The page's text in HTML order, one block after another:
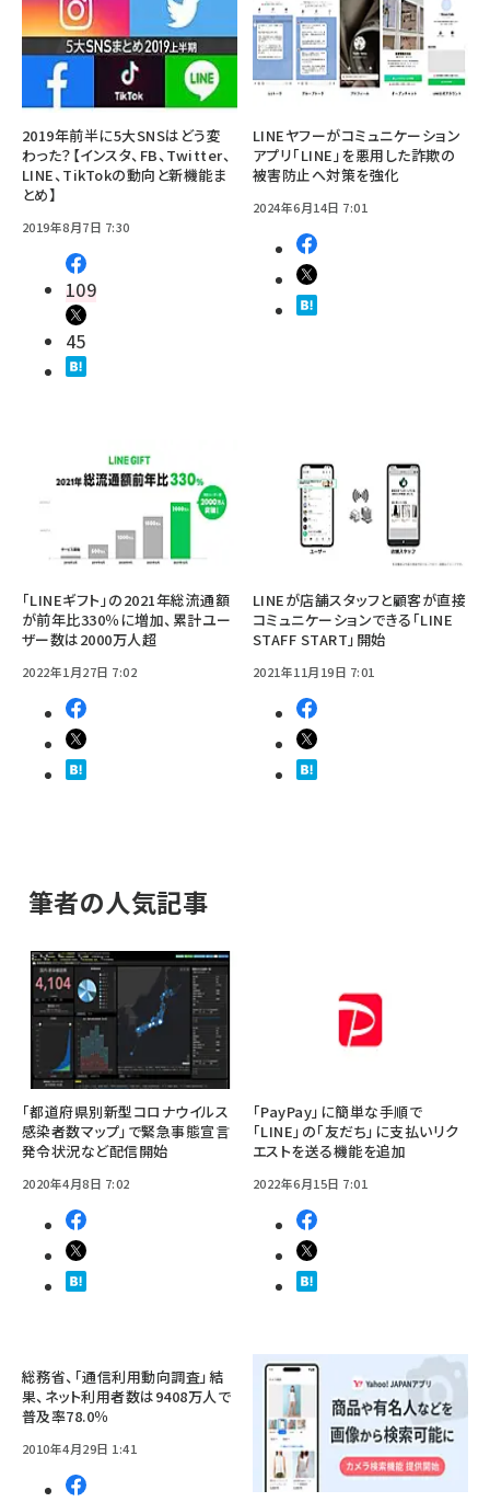
2019年前半に5大SNSはどう変
わった？【インスタ、FB、Twitter、
LINE、TikTokの動向と新機能ま
とめ】
2019年8月7日 7:30
109
45
LINEヤフーがコミュニケーション
アプリ「LINE」を悪用した詐欺の
被害防止へ対策を強化
2024年6月14日 7:01
「LINEギフト」の2021年総流通額
が前年比330％に増加、累計ユー
ザー数は2000万人超
2022年1月27日 7:02
LINEが店舗スタッフと顧客が直接
コミュニケーションできる「LINE
STAFF START」開始
2021年11月19日 7:01
筆者の人気記事
「都道府県別新型コロナウイルス
感染者数マップ」で緊急事態宣言
発令状況など配信開始
2020年4月8日 7:02
「PayPay」に簡単な手順で
「LINE」の「友だち」に支払いリク
エストを送る機能を追加
2022年6月15日 7:01
総務省、「通信利用動向調査」結
果、ネット利用者数は9408万人で
普及率78.0％
2010年4月29日 1:41